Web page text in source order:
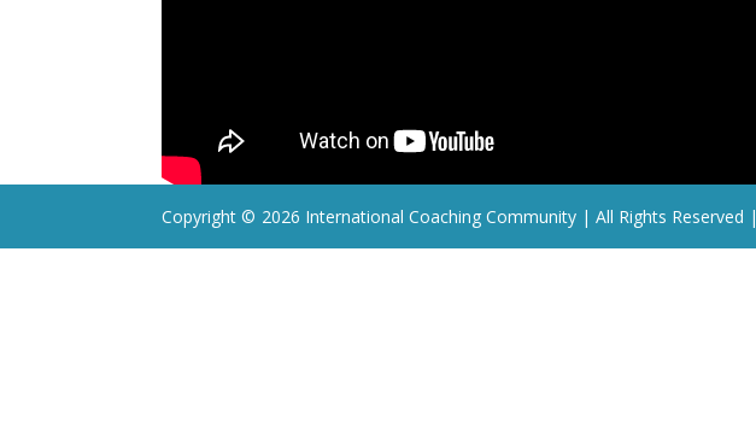
Copyright © 2026 International Coaching Community | All Rights Reserved |